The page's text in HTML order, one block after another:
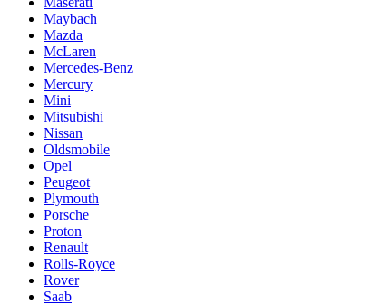
Maybach
Mazda
McLaren
Mercedes-Benz
Mercury
Mini
Mitsubishi
Nissan
Oldsmobile
Opel
Peugeot
Plymouth
Porsche
Proton
Renault
Rolls-Royce
Rover
Saab